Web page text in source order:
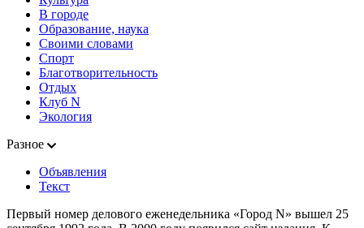
В городе
Образование, наука
Своими словами
Спорт
Благотворительность
Отдых
Клуб N
Экология
Разное
Объявления
Текст
Первый номер делового еженедельника «Город N» вышел 25